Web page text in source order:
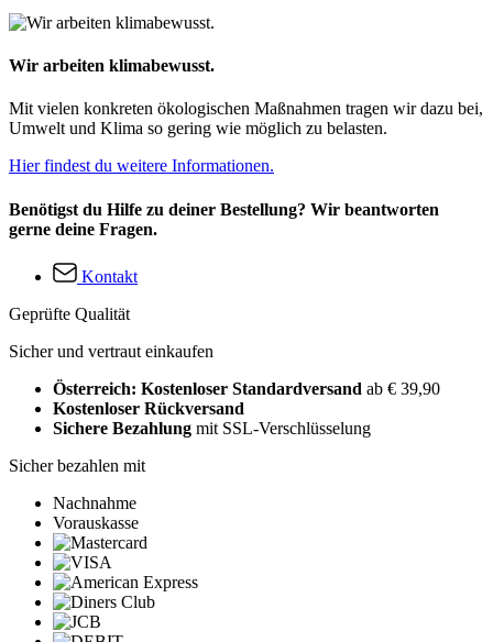
Wir arbeiten klimabewusst.
Mit vielen konkreten ökologischen Maßnahmen tragen wir dazu bei,
Umwelt und Klima so gering wie möglich zu belasten.
Hier findest du weitere Informationen.
Benötigst du Hilfe zu deiner Bestellung? Wir beantworten
gerne deine Fragen.
Kontakt
Geprüfte Qualität
Sicher und vertraut einkaufen
Österreich: Kostenloser Standardversand ab € 39,90
Kostenloser Rückversand
Sichere Bezahlung mit SSL-Verschlüsselung
Sicher bezahlen mit
Nachnahme
Vorauskasse